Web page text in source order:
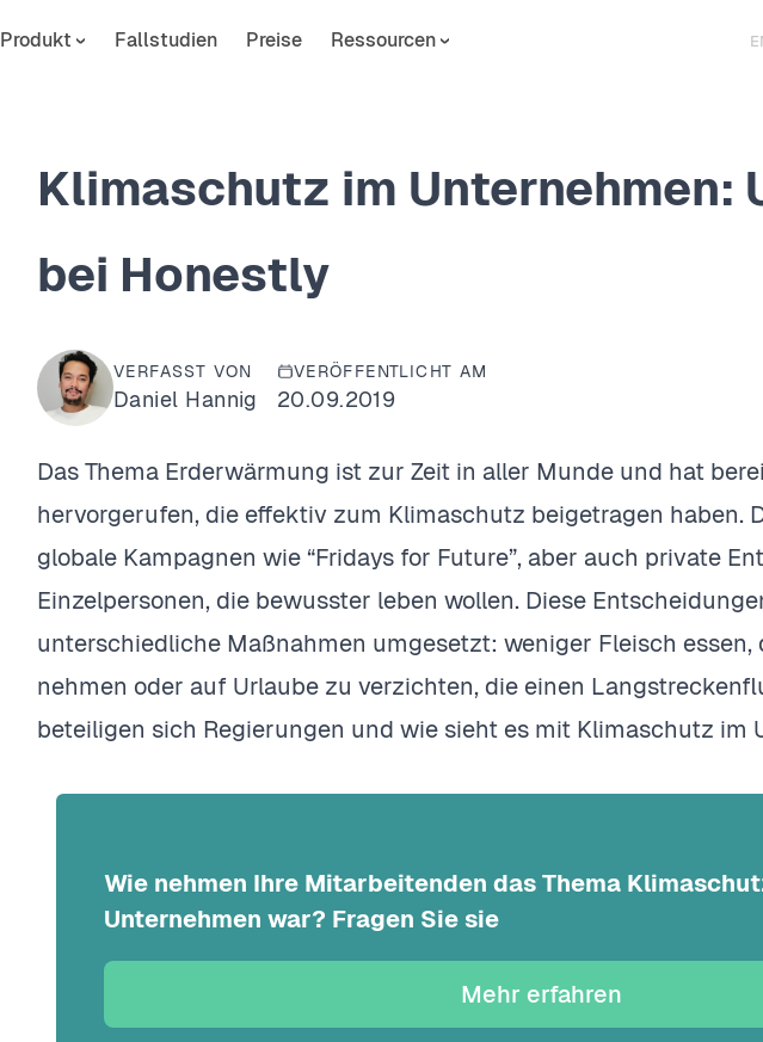
Produkt Fallstudien Preise Ressourcen
Klimaschutz im Unternehmen:
bei Honestly
VERFASST VON
Daniel Hannig
VERÖFFENTLICHT AM
20.09.2019
Das Thema Erderwärmung ist zur Zeit in aller Munde und hat
hervorgerufen, die effektiv zum Klimaschutz beigetragen haben.
globale Kampagnen wie “Fridays for Future”, aber auch private
Einzelpersonen, die bewusster leben wollen. Diese
unterschiedliche Maßnahmen umgesetzt: weniger Fleisch essen,
nehmen oder auf Urlaube zu verzichten, die einen
beteiligen sich Regierungen und wie sieht es mit Klimaschutz im
Wie nehmen Ihre Mitarbeitenden das Thema
Unternehmen war? Fragen Sie sie
Mehr erfahren